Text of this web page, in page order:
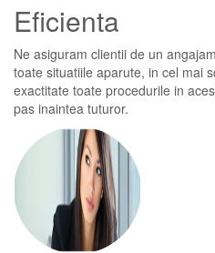
Eficienta
Ne asiguram clientii de un
toate situatiile aparute, in cel mai
exactitate toate procedurile in
pas inaintea tuturor.